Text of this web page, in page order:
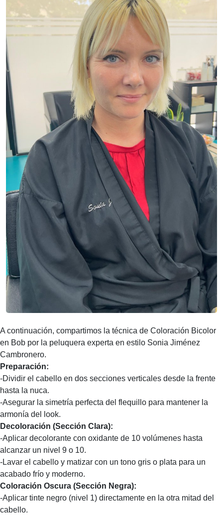
A continuación, compartimos la técnica de Coloración Bicolor
en Bob por la peluquera experta en estilo Sonia Jiménez
Cambronero.
Preparación:
-Dividir el cabello en dos secciones verticales desde la frente
hasta la nuca.
-Asegurar la simetría perfecta del flequillo para mantener la
armonía del look.
Decoloración (Sección Clara):
-Aplicar decolorante con oxidante de 10 volúmenes hasta
alcanzar un nivel 9 o 10.
-Lavar el cabello y matizar con un tono gris o plata para un
acabado frío y moderno.
Coloración Oscura (Sección Negra):
-Aplicar tinte negro (nivel 1) directamente en la otra mitad del
cabello.